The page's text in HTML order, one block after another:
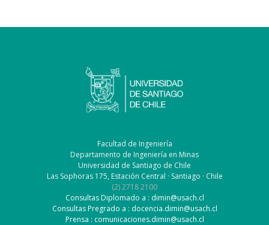
Facultad de Ingeniería
Departamento de Ingeniería en Minas
Universidad de Santiago de Chile
Las Sophoras 175, Estación Central · Santiago · Chile
(2) 2718 2100
Consultas Diplomado a : dimin@usach.cl
Consultas Pregrado a : docencia.dimin@usach.cl
Prensa : comunicaciones.dimin@usach.cl